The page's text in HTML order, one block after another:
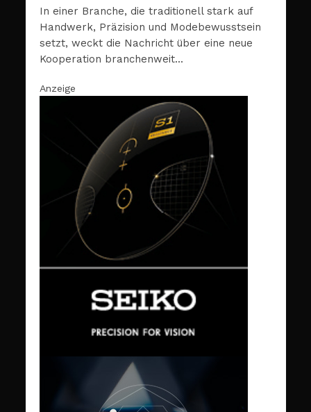
In einer Branche, die traditionell stark auf
Handwerk, Präzision und Modebewusstsein
setzt, weckt die Nachricht über eine neue
Kooperation branchenweit...
Anzeige